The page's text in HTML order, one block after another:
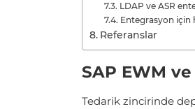
LDAP ve ASR
Entegrasyon için
Referanslar
SAP EWM
Tedarik zincirinde